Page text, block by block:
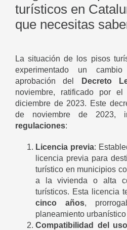
turísticos en
que necesitas
La situación de los pisos
experimentado un
aprobación del
Decreto
noviembre, ratificado por
diciembre de 2023. Este
de noviembre de 2023,
regulaciones:
Licencia previa:
licencia previa para
turístico en municipios
a la vivienda o alta
turísticos. Esta licencia
cinco años,
planeamiento
Compatibilidad del